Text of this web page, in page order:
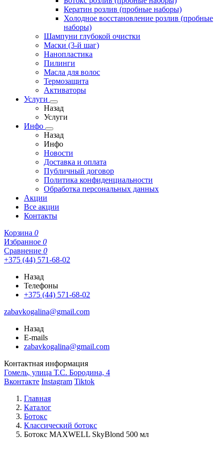
Кератин розлив (пробные наборы)
Холодное восстановление розлив (пробные
наборы)
Шампуни глубокой очистки
Маски (3-й шаг)
Нанопластика
Пилинги
Масла для волос
Термозащита
Активаторы
Услуги
Назад
Услуги
Инфо
Назад
Инфо
Новости
Доставка и оплата
Публичный договор
Политика конфиденциальности
Обработка персональных данных
Акции
Все акции
Контакты
Корзина 0
Избранное 0
Сравнение 0
+375 (44) 571-68-02
Назад
Телефоны
+375 (44) 571-68-02
zabavkogalina@gmail.com
Назад
E-mails
zabavkogalina@gmail.com
Контактная информация
Гомель, улица Т.С. Бородина, 4
Вконтакте Instagram Tiktok
Главная
Каталог
Ботокс
Классический ботокс
Ботокс MAXWELL SkyBlond 500 мл